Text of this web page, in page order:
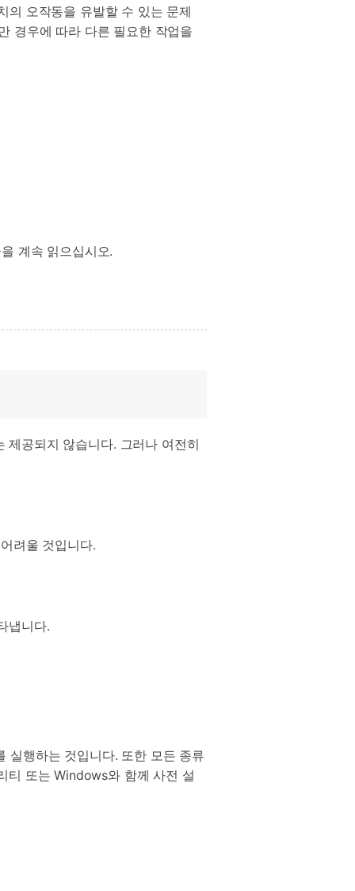
의 오작동을 유발할 수 있는 문제
경우에 따라 다른 필요한 작업을
계속 읽으십시오.
공되지 않습니다. 그러나 여전히
려울 것입니다.
냅니다.
실행하는 것입니다. 또한 모든 종류
티 또는 Windows와 함께 사전 설